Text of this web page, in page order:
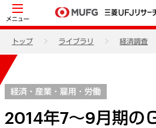
メニュー
トップ ライブラリ 経済調査
経済・産業・雇用・労働
2014年7～9月期の